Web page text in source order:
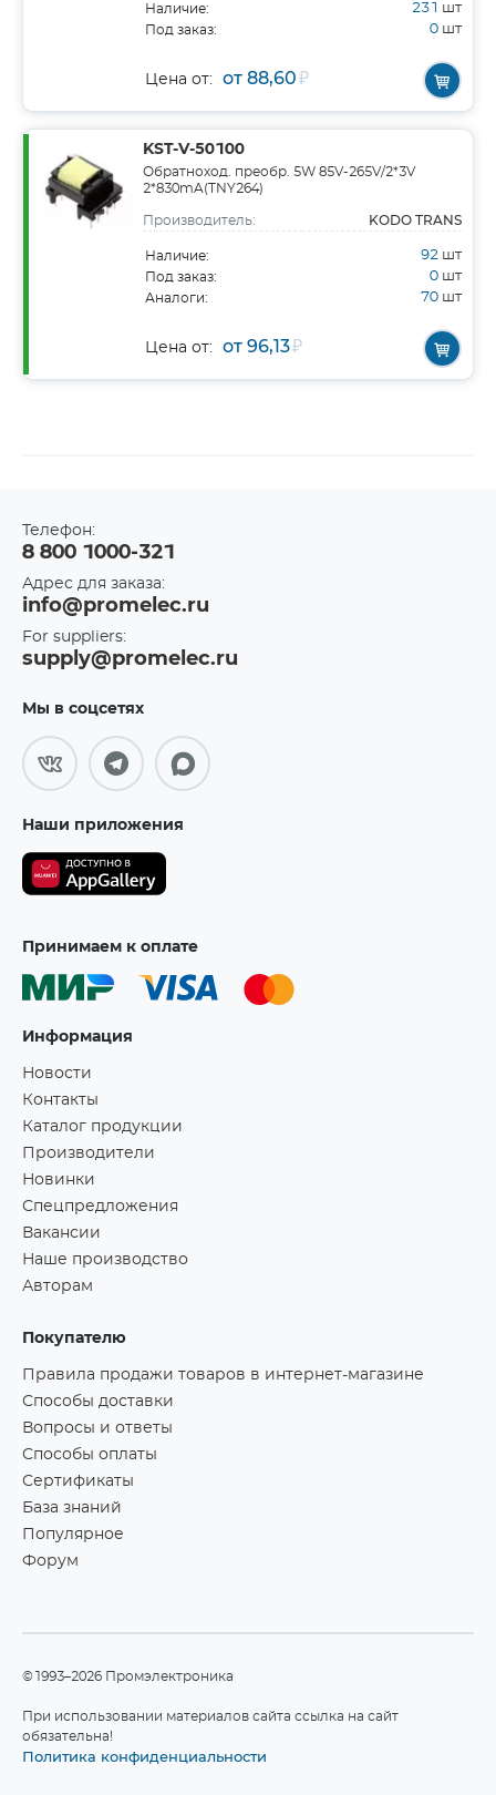
Наличие: 231 шт
Под заказ: 0 шт
Цена от: от 88,60₽
KST-V-50100
Обратноход. преобр. 5W 85V-265V/2*3V
2*830mA(TNY264)
Производитель: KODO TRANS
Наличие: 92 шт
Под заказ: 0 шт
Аналоги: 70 шт
Цена от: от 96,13₽
Телефон:
8 800 1000-321
Адрес для заказа:
info@promelec.ru
For suppliers:
supply@promelec.ru
Мы в соцсетях
Наши приложения
Принимаем к оплате
Информация
Новости
Контакты
Каталог продукции
Производители
Новинки
Спецпредложения
Вакансии
Наше производство
Авторам
Покупателю
Правила продажи товаров в интернет-магазине
Способы доставки
Вопросы и ответы
Способы оплаты
Сертификаты
База знаний
Популярное
Форум
©1993–2026 Промэлектроника
При использовании материалов сайта ссылка на сайт
обязательна!
Политика конфиденциальности